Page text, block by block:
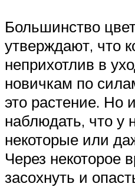
Большинство
утверждают, что
неприхотлив в
новичкам по
это растение. Но
наблюдать, что у
некоторые или
Через некоторое
засохнуть и